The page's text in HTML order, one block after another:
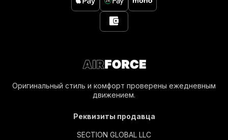
Оригинальный стиль и комфорт проверены ежедневным
движением.
Реквизиты продавца
SECTION GLOBAL LLC